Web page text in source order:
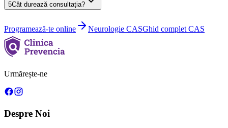
5Cât durează consultația?
Programează-te online Neurologie CASGhid complet CAS
Urmărește-ne
Despre Noi